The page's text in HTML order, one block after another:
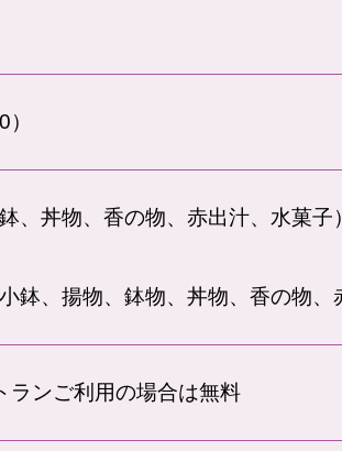
、丼物、香の物、赤出汁、水菓子）
鉢、揚物、鉢物、丼物、香の物、
ランご利用の場合は無料